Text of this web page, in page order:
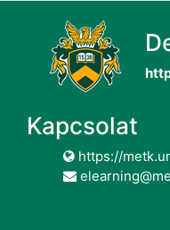
Kapcsolat
https://